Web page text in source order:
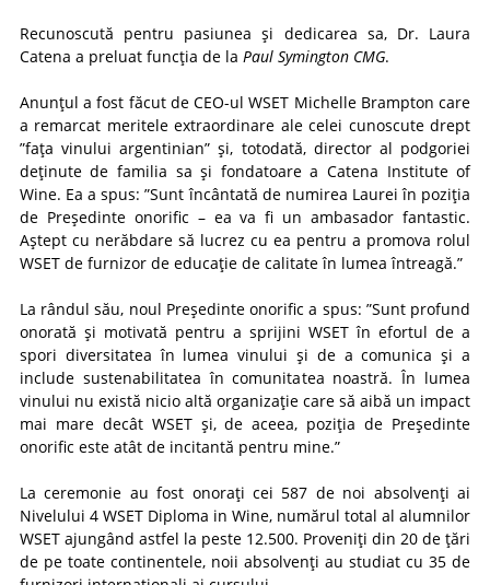
Recunoscută pentru pasiunea și dedicarea sa, Dr. Laura
Catena a preluat funcția de la Paul Symington CMG.
Anunțul a fost făcut de CEO-ul WSET Michelle Brampton care
a remarcat meritele extraordinare ale celei cunoscute drept
”fața vinului argentinian” și, totodată, director al podgoriei
deținute de familia sa și fondatoare a Catena Institute of
Wine. Ea a spus: ”Sunt încântată de numirea Laurei în poziția
de Președinte onorific – ea va fi un ambasador fantastic.
Aștept cu nerăbdare să lucrez cu ea pentru a promova rolul
WSET de furnizor de educație de calitate în lumea întreagă.”
La rândul său, noul Președinte onorific a spus: ”Sunt profund
onorată și motivată pentru a sprijini WSET în efortul de a
spori diversitatea în lumea vinului și de a comunica și a
include sustenabilitatea în comunitatea noastră. În lumea
vinului nu există nicio altă organizație care să aibă un impact
mai mare decât WSET și, de aceea, poziția de Președinte
onorific este atât de incitantă pentru mine.”
La ceremonie au fost onorați cei 587 de noi absolvenți ai
Nivelului 4 WSET Diploma in Wine, numărul total al alumnilor
WSET ajungând astfel la peste 12.500. Proveniți din 20 de țări
de pe toate continentele, noii absolvenți au studiat cu 35 de